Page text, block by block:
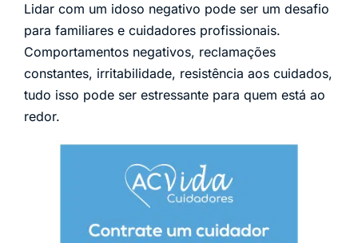
Lidar com um idoso negativo pode ser um desafio
para familiares e cuidadores profissionais.
Comportamentos negativos, reclamações
constantes, irritabilidade, resistência aos cuidados,
tudo isso pode ser estressante para quem está ao
redor.